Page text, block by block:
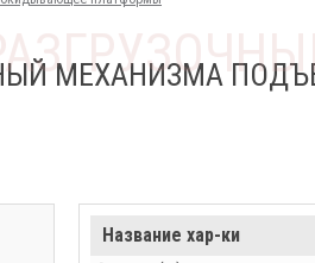
МЕХАНИЗМА
Название хар-ки